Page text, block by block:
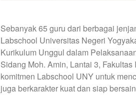
Sebanyak 65 guru dari berbagai
Labschool Universitas Negeri
Kurikulum Unggul dalam
Sidang Moh. Amin, Lantai 3,
komitmen Labschool UNY untuk
juga berkarakter kuat dan siap